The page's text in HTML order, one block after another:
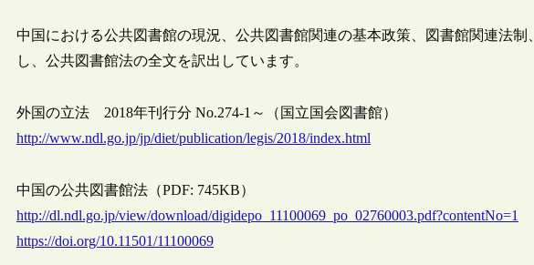
中国における公共図書館の現況、公共図書館関連の基本政策、図書館関連法
し、公共図書館法の全文を訳出しています。
外国の立法 2018年刊行分 No.274-1～（国立国会図書館）
http://www.ndl.go.jp/jp/diet/publication/legis/2018/index.html
中国の公共図書館法（PDF: 745KB）
http://dl.ndl.go.jp/view/download/digidepo_11100069_po_02760003.pdf?contentNo=1
https://doi.org/10.11501/11100069